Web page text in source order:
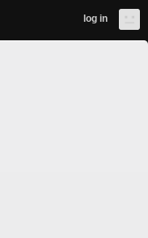
log in